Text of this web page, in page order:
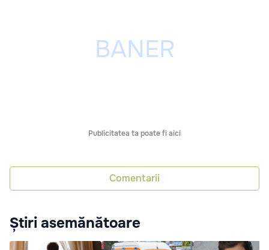
Publicitatea ta poate fi aici
Comentarii
Știri asemănătoare